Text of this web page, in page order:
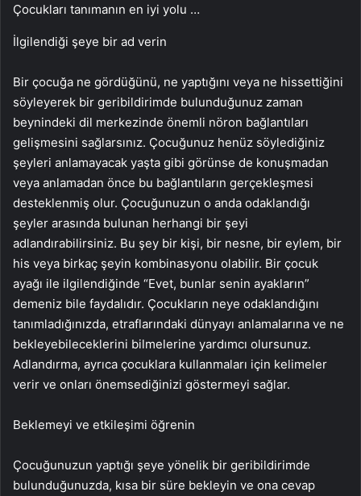
Çocukları tanımanın en iyi yolu …
İlgilendiği şeye bir ad verin
Bir çocuğa ne gördüğünü, ne yaptığını veya ne hissettiğini
söyleyerek bir geribildirimde bulunduğunuz zaman
beynindeki dil merkezinde önemli nöron bağlantıları
gelişmesini sağlarsınız. Çocuğunuz henüz söylediğiniz
şeyleri anlamayacak yaşta gibi görünse de konuşmadan
veya anlamadan önce bu bağlantıların gerçekleşmesi
desteklenmiş olur. Çocuğunuzun o anda odaklandığı
şeyler arasında bulunan herhangi bir şeyi
adlandırabilirsiniz. Bu şey bir kişi, bir nesne, bir eylem, bir
his veya birkaç şeyin kombinasyonu olabilir. Bir çocuk
ayağı ile ilgilendiğinde “Evet, bunlar senin ayakların”
demeniz bile faydalıdır. Çocukların neye odaklandığını
tanımladığınızda, etraflarındaki dünyayı anlamalarına ve ne
bekleyebileceklerini bilmelerine yardımcı olursunuz.
Adlandırma, ayrıca çocuklara kullanmaları için kelimeler
verir ve onları önemsediğinizi göstermeyi sağlar.
Beklemeyi ve etkileşimi öğrenin
Çocuğunuzun yaptığı şeye yönelik bir geribildirimde
bulunduğunuzda, kısa bir süre bekleyin ve ona cevap